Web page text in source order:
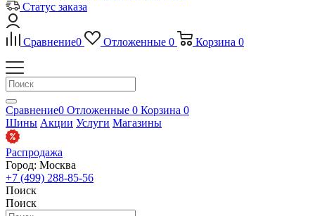
Статус заказа
Сравнение0 Отложенные 0 Корзина 0
Сравнение0 Отложенные 0 Корзина 0
Шины Акции Услуги Магазины
Распродажа
Город: Москва
+7 (499) 288-85-56
Поиск
Поиск